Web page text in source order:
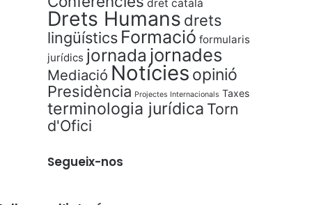
dret català
Drets Humans drets
lingüístics Formació formularis
jurídics jornada jornades
Mediació Notícies opinió
Presidència Projectes Internacionals Taxes
terminologia jurídica Torn
d'Ofici
Segueix-nos